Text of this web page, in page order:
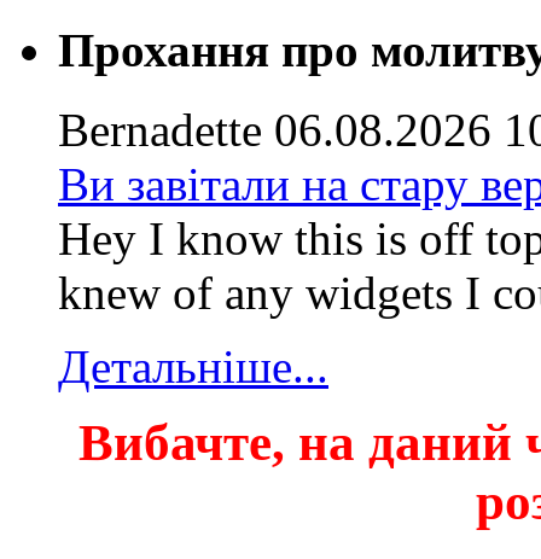
Прохання про
Bernadette 06.08.2026
Ви завітали на стару
Hey I know this is off
knew of any widgets I
Детальніше...
Вибачте, на даний